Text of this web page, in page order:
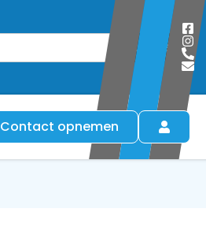
Zoeken
Contact opnemen